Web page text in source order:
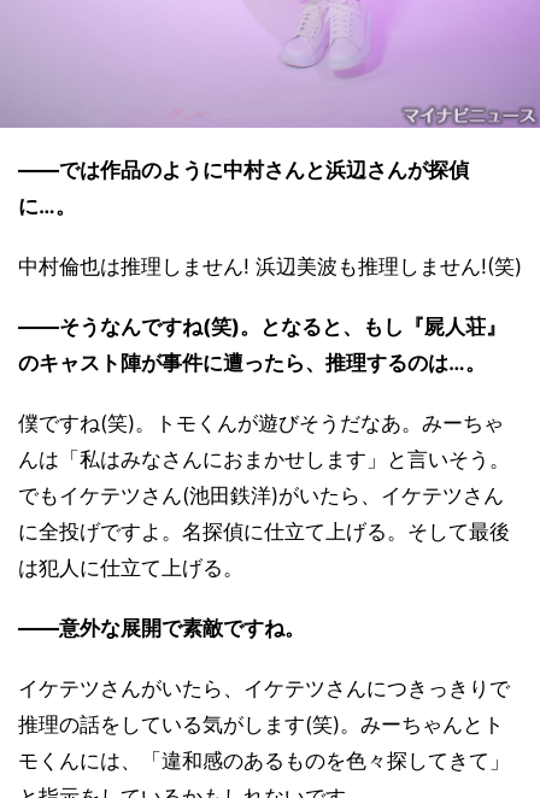
――では作品のように中村さんと浜辺さんが探偵
に…。
中村倫也は推理しません! 浜辺美波も推理しません!(笑)
――そうなんですね(笑)。となると、もし『屍人荘』
のキャスト陣が事件に遭ったら、推理するのは…。
僕ですね(笑)。トモくんが遊びそうだなあ。みーちゃ
んは「私はみなさんにおまかせします」と言いそう。
でもイケテツさん(池田鉄洋)がいたら、イケテツさん
に全投げですよ。名探偵に仕立て上げる。そして最後
は犯人に仕立て上げる。
――意外な展開で素敵ですね。
イケテツさんがいたら、イケテツさんにつきっきりで
推理の話をしている気がします(笑)。みーちゃんとト
モくんには、「違和感のあるものを色々探してきて」